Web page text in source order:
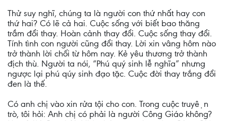
Thử suy nghĩ, chúng ta là người con thứ nhất hay con
thứ hai? Có lẽ cả hai. Cuộc sống với biết bao thăng
trầm đổi thay. Hoàn cảnh thay đổi. Cuộc sống thay đổi.
Tính tình con người cũng đổi thay. Lời xin vâng hôm nào
trở thành lời chối từ hôm nay. Kẻ yêu thương trở thành
địch thù. Người ta nói, “Phú quý sinh lễ nghĩa” nhưng
ngược lại phú qúy sinh đạo tặc. Cuộc đời thay trắng đổi
đen là thế.
Có anh chị vào xin rửa tội cho con. Trong cuộc truyện
trò, tôi hỏi: Anh chị có phải là người Công Giáo không?